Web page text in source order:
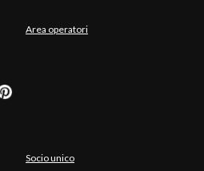
Area operatori
Socio unico